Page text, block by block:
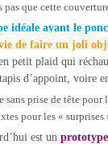
pas que cette
idéale avant le
de faire un joli
petit plaid qui
d’appoint, voire
sans prise de tête
pour les « surprises
est un prototype